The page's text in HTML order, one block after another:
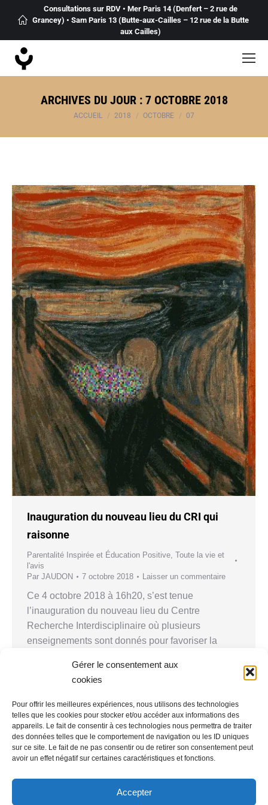
Gérer le consentement aux
cookies
Pour offrir les meilleures expériences, nous utilisons des technologies
telles que les cookies pour stocker et/ou accéder aux informations des
appareils. Le fait de consentir à ces technologies nous permettra de traiter
des données telles que le comportement de navigation ou les ID uniques
sur ce site. Le fait de ne pas consentir ou de retirer son consentement peut
avoir un effet négatif sur certaines caractéristiques et fonctions.
Accepter
Consultations sur RDV • Mer Paris 14 (Denfert – 2 rue de
Grancey) • Sam Paris 13 (Butte-aux-Cailles – 12 rue de la Butte
aux Cailles)
ARCHIVES DU JOUR : 7 OCTOBRE 2018
Vous êtes ici :
ACCUEIL 2018 OCTOBRE 07
Inauguration du nouveau lieu du CRI qui
raisonne
Parentalité Inspirée et Éducation Positive Toute la vie et
l'avis
Par JAUDON 7 octobre 2018 Laisser un commentaire
Ce 4 octobre 2018 à 16h20, s’est tenue
l’inauguration du nouveau lieu du Centre
Recherche Interdisciplinaire où plusieurs
enseignements sont donnés pour favoriser la
et bienveillant situé à paris rue Charles V ( voir
l’article de la réhabilitation ICI ) François Taddei,
l’un des principaux acteurs de ce projet…